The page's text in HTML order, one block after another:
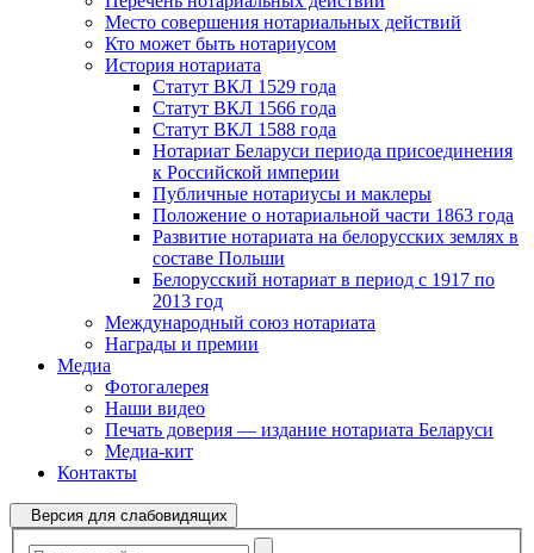
Место совершения нотариальных действий
Кто может быть нотариусом
История нотариата
Статут ВКЛ 1529 года
Статут ВКЛ 1566 года
Статут ВКЛ 1588 года
Нотариат Беларуси периода присоединения
к Российской империи
Публичные нотариусы и маклеры
Положение о нотариальной части 1863 года
Развитие нотариата на белорусских землях в
составе Польши
Белорусский нотариат в период с 1917 по
2013 год
Международный союз нотариата
Награды и премии
Медиа
Фотогалерея
Наши видео
Печать доверия — издание нотариата Беларуси
Медиа-кит
Контакты
Версия для слабовидящих